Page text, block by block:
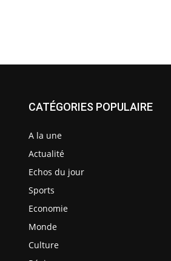
CATÉGORIES POPULAIRE
A la une
Actualité
Echos du jour
Sports
Economie
Monde
Culture